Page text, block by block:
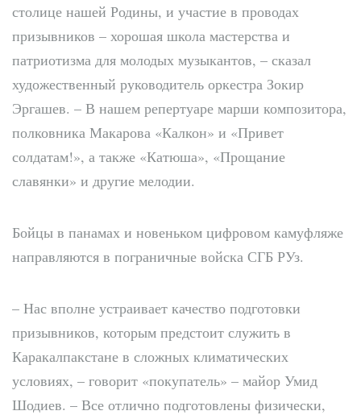
столице нашей Родины, и участие в проводах
призывников – хорошая школа мастерства и
патриотизма для молодых музыкантов, – сказал
художественный руководитель оркестра Зокир
Эргашев. – В нашем репертуаре марши композитора,
полковника Макарова «Калкон» и «Привет
солдатам!», а также «Катюша», «Прощание
славянки» и другие мелодии.
Бойцы в панамах и новеньком цифровом камуфляже
направляются в пограничные войска СГБ РУз.
– Нас вполне устраивает качество подготовки
призывников, которым предстоит служить в
Каракалпакстане в сложных климатических
условиях, – говорит «покупатель» – майор Умид
Шодиев. – Все отлично подготовлены физически,